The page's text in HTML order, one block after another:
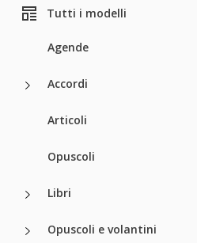
Tutti i modelli
Agende
Accordi
Articoli
Opuscoli
Libri
Opuscoli e volantini